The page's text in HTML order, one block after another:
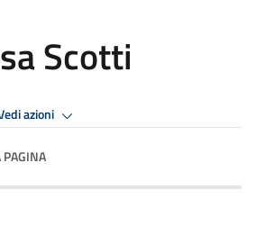
Scotti
azioni
PAGINA